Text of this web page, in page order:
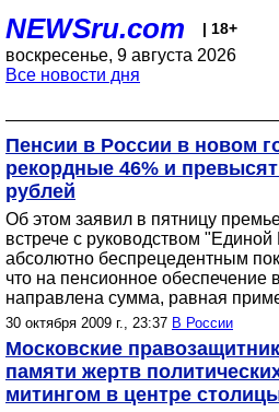
NEWSru.com | 18+
воскресенье, 9 августа 2026
Все новости дня
Пенсии в России в новом
рекордные 46% и
рублей
Об этом заявил в пятницу
встрече с руководством
абсолютно беспрецедентным
что на пенсионное обеспечение
направлена сумма, равная
30 октября 2009 г., 23:37 В России
Московские
памяти жертв
митингом в центре